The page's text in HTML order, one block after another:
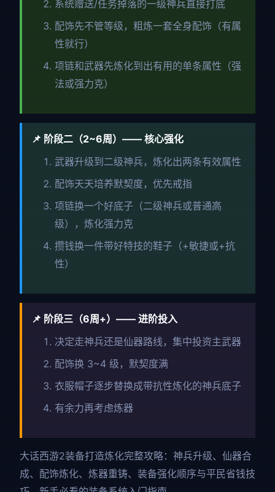
系统赠送/任务掉落的一级神兵直接打底
配饰先不管等级，粗炼一套全身配饰（有属
性就行）
项链和武器先炼化到出有用的单条属性（强
法或强力克）
📌 阶段二（2~6周）—— 核心强化
武器升级到二级神兵，炼化出两条有效属性
配饰天天培养默契度，优先戒指
项链换一个好底子（二级神兵或普通高
级），炼化强力克
攒钱换一件带好特技的鞋子（+敏捷或+抗
性）
📌 阶段三（6周+）—— 进阶投入
决定走神兵还是仙器路线，集中投资主武器
配饰换 3~4 级，默契度满
衣服帽子逐步替换成带抗性炼化的神兵底子
有余力再考虑炼器
大话西游2装备打造炼化完整攻略：神兵升级、仙器合
成、配饰炼化、炼器重铸、装备强化顺序与平民省钱技